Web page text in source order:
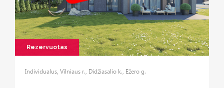
Rezervuotas
Individualus, Vilniaus r., Didžiasalio k., Ežero g.